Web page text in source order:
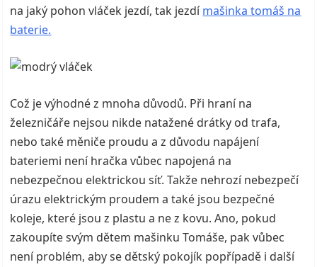
na jaký pohon vláček jezdí, tak jezdímašinka tomáš na
baterie.
Což je výhodné z mnoha důvodů. Při hraní na
železničáře nejsou nikde natažené drátky od trafa,
nebo také měniče proudu a z důvodu napájení
bateriemi není hračka vůbec napojená na
nebezpečnou elektrickou síť. Takže nehrozí nebezpečí
úrazu elektrickým proudem a také jsou bezpečné
koleje, které jsou z plastu a ne z kovu. Ano, pokud
zakoupíte svým dětem mašinku Tomáše, pak vůbec
není problém, aby se dětský pokojík popřípadě i další